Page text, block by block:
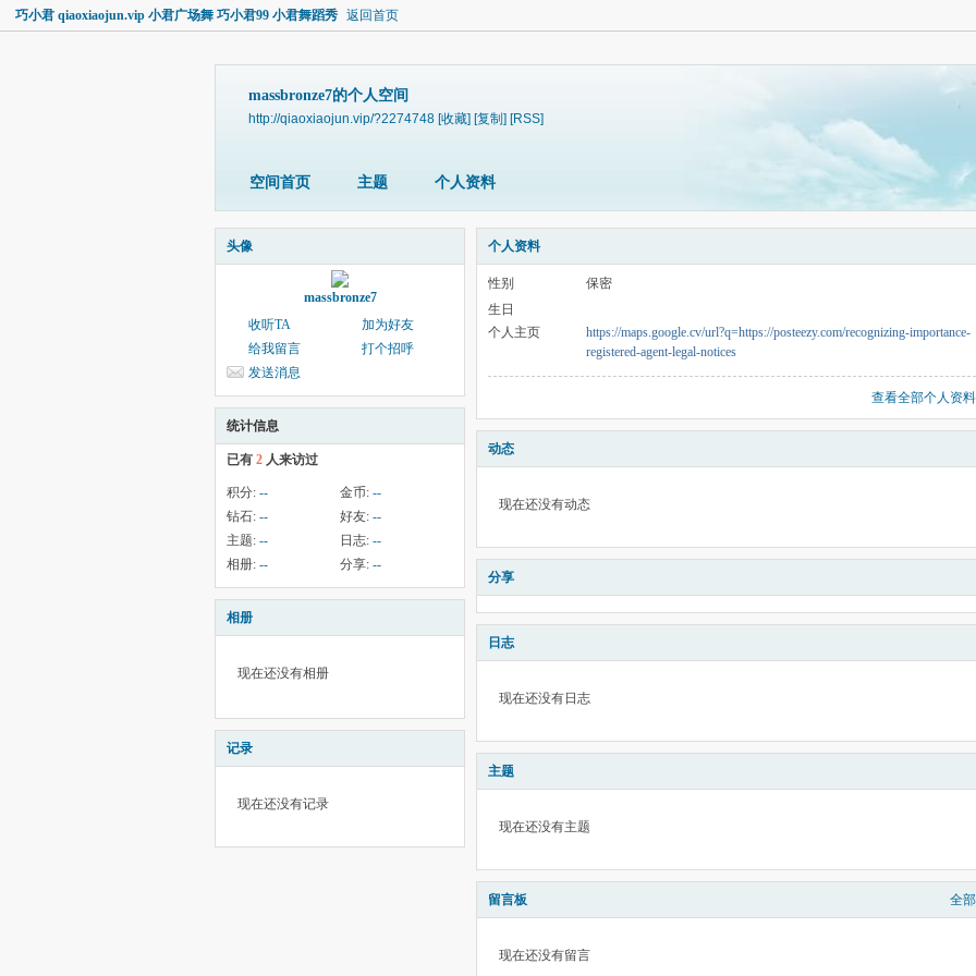
巧小君 qiaoxiaojun.vip 小君广场舞 巧小君99 小君舞蹈秀 返回首页
massbronze7的个人空间
http://qiaoxiaojun.vip/?2274748 [收藏] [复制] [RSS]
空间首页 主题 个人资料
头像
massbronze7
收听TA
加为好友
给我留言
打个招呼
发送消息
统计信息
已有 2 人来访过
积分: -- 金币: --
钻石: -- 好友: --
主题: -- 日志: --
相册: -- 分享: --
相册
现在还没有相册
记录
现在还没有记录
个人资料
性别
保密
生日
个人主页
https://maps.google.cv/url?q=https://posteezy.com/recognizing-importance-
registered-agent-legal-notices
查看全部个人资料
动态
现在还没有动态
分享
日志
现在还没有日志
主题
现在还没有主题
留言板 全部
现在还没有留言